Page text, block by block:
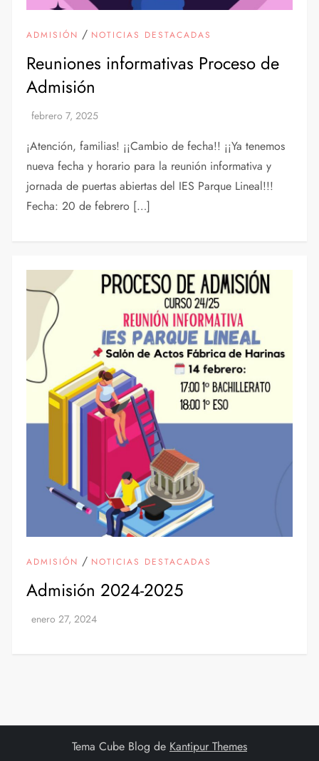
ADMISIÓN / NOTICIAS DESTACADAS
Reuniones informativas Proceso de
Admisión
¡Atención, familias! ¡¡Cambio de fecha!! ¡¡Ya tenemos
nueva fecha y horario para la reunión informativa y
jornada de puertas abiertas del IES Parque Lineal!!!
Fecha: 20 de febrero […]
ADMISIÓN / NOTICIAS DESTACADAS
Admisión 2024-2025
Tema Cube Blog de Kantipur Themes